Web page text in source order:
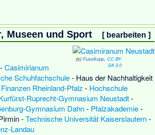
Museen und Sport [ bearbeiten ]
(c)Fusslkopp ,CC BY-
SA 3.0
-Casimirianum
Schuhfachschule- Haus der Nachhaltigkeit
Rheinland-Pfalz - Hochschule
Ruprecht-Gymnasium Neustadt-
Gymnasium Dahn- Pfalzakademie-
-Technische Universität Kaiserslautern-
Landau